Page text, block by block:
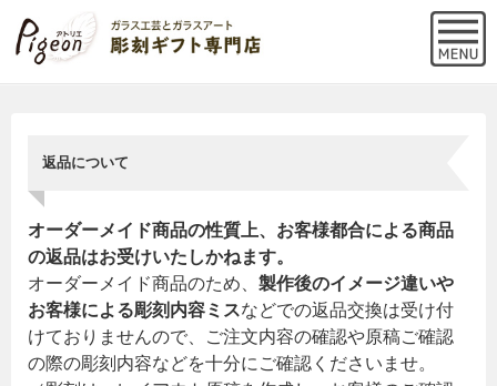
返品について
オーダーメイド商品の性質上、お客様都合による商品
の返品はお受けいたしかねます。
オーダーメイド商品のため、 製作後のイメージ違いや
お客様による彫刻内容ミスなどでの返品交換は受け付
けておりませんので、ご注文内容の確認や原稿ご確認
の際の彫刻内容などを十分にご確認くださいませ。